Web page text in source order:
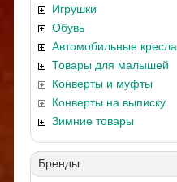
Игрушки
Обувь
Автомобильные кресла
Товары для малышей
Конверты и муфты
Конверты на выписку
Зимние товары
Бренды